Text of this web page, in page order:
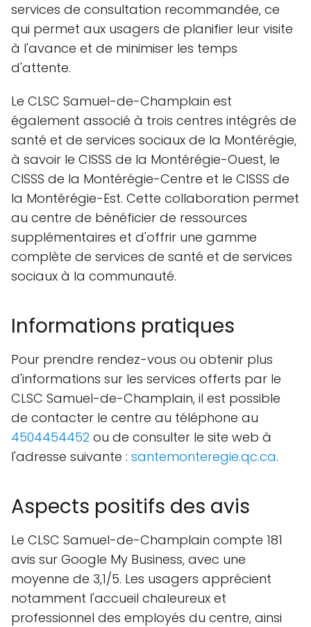
services de consultation recommandée, ce
qui permet aux usagers de planifier leur visite
à l'avance et de minimiser les temps
d'attente.
Le CLSC Samuel-de-Champlain est
également associé à trois centres intégrés de
santé et de services sociaux de la Montérégie,
à savoir le CISSS de la Montérégie-Ouest, le
CISSS de la Montérégie-Centre et le CISSS de
la Montérégie-Est. Cette collaboration permet
au centre de bénéficier de ressources
supplémentaires et d'offrir une gamme
complète de services de santé et de services
sociaux à la communauté.
Informations pratiques
Pour prendre rendez-vous ou obtenir plus
d'informations sur les services offerts par le
CLSC Samuel-de-Champlain, il est possible
de contacter le centre au téléphone au
4504454452 ou de consulter le site web à
l'adresse suivante : santemonteregie.qc.ca.
Aspects positifs des avis
Le CLSC Samuel-de-Champlain compte 181
avis sur Google My Business, avec une
moyenne de 3,1/5. Les usagers apprécient
notamment l'accueil chaleureux et
professionnel des employés du centre, ainsi